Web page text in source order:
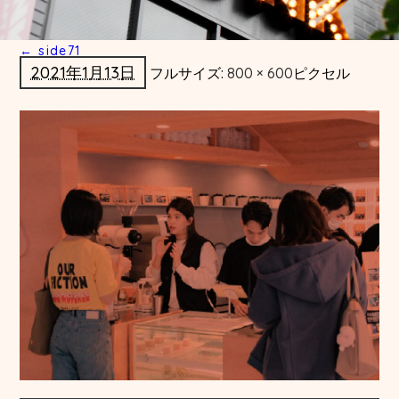
← side71
2021年1月13日 フルサイズ:800 × 600 ピクセル